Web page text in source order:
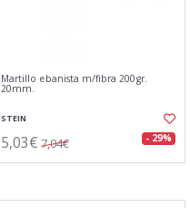
Martillo ebanista m/fibra 200gr.
20mm.
STEIN
5,03€ 7,04€ - 29%